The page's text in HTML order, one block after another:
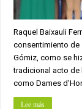
Raquel Baixauli
consentimiento de
Gómiz, como se
tradicional acto de
como Dames
Lee más